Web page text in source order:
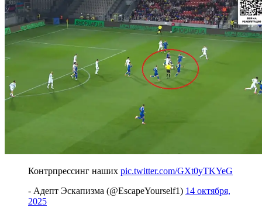
Контрпрессинг наших pic.twitter.com/GXt0yTKYeG
- Адепт Эскапизма (@EscapeYourself1) 14 октября,
2025